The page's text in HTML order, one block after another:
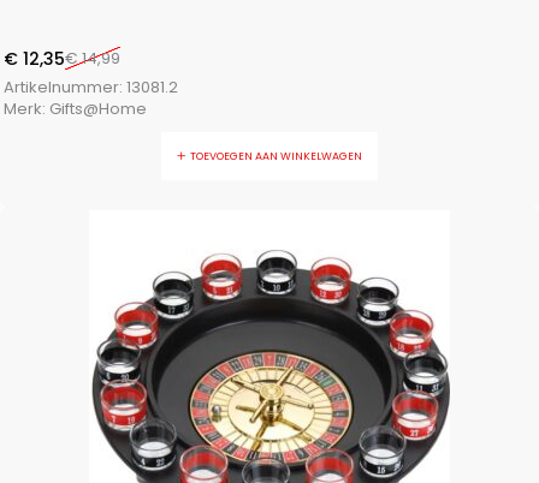
€14,99
€ 12,35
Artikelnummer: 13081.2
Merk: Gifts@Home
TOEVOEGEN AAN WINKELWAGEN